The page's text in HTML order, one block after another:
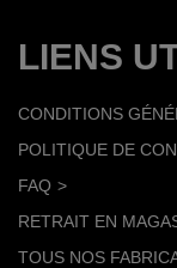
LIENS
CONDITIONS
POLITIQUE DE
FAQ
RETRAIT EN
TOUS NOS